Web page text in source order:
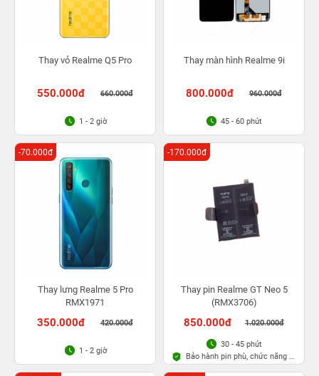
Thay vỏ Realme Q5 Pro
550.000đ 660.000đ
1 - 2 giờ
Thay màn hình Realme 9i
800.000đ 960.000đ
45 - 60 phút
Thay lưng Realme 5 Pro
RMX1971
350.000đ 420.000đ
-70.000đ
1 - 2 giờ
Thay pin Realme GT Neo 5
(RMX3706)
850.000đ 1.020.000đ
-170.000đ
30 - 45 phút
Bảo hành pin phù, chức năng 6
tháng